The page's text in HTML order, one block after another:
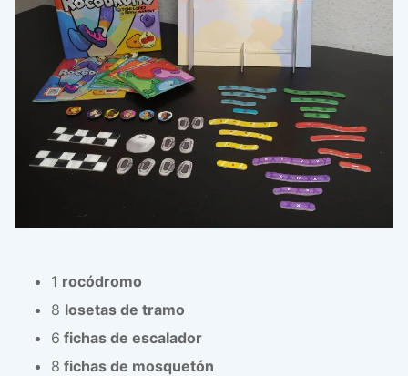
1 rocódromo
8 losetas de tramo
6 fichas de escalador
8 fichas de mosquetón